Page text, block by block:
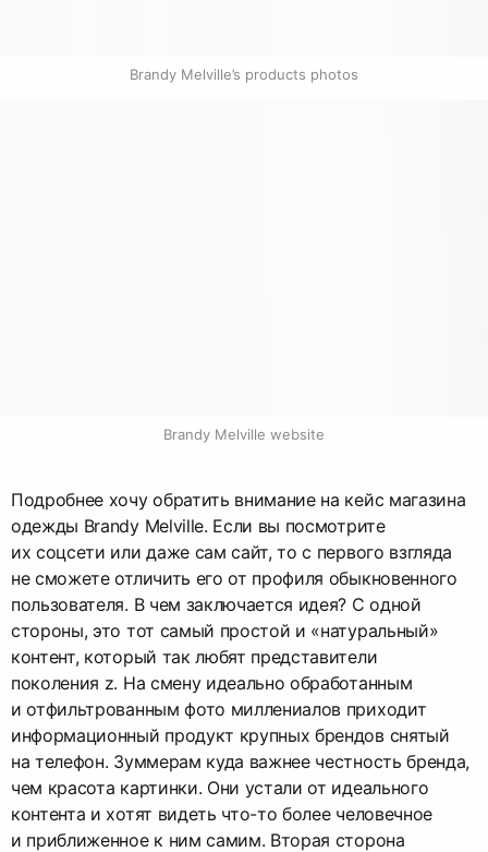
Brandy Melville’s products photos
Brandy Melville website
Подробнее хочу обратить внимание на кейс магазина
одежды Brandy Melville. Если вы посмотрите
их соцсети или даже сам сайт, то с первого взгляда
не сможете отличить его от профиля обыкновенного
пользователя. В чем заключается идея? С одной
стороны, это тот самый простой и «натуральный»
контент, который так любят представители
поколения z. На смену идеально обработанным
и отфильтрованным фото миллениалов приходит
информационный продукт крупных брендов снятый
на телефон. Зуммерам куда важнее честность бренда,
чем красота картинки. Они устали от идеального
контента и хотят видеть что-то более человечное
и приближенное к ним самим. Вторая сторона